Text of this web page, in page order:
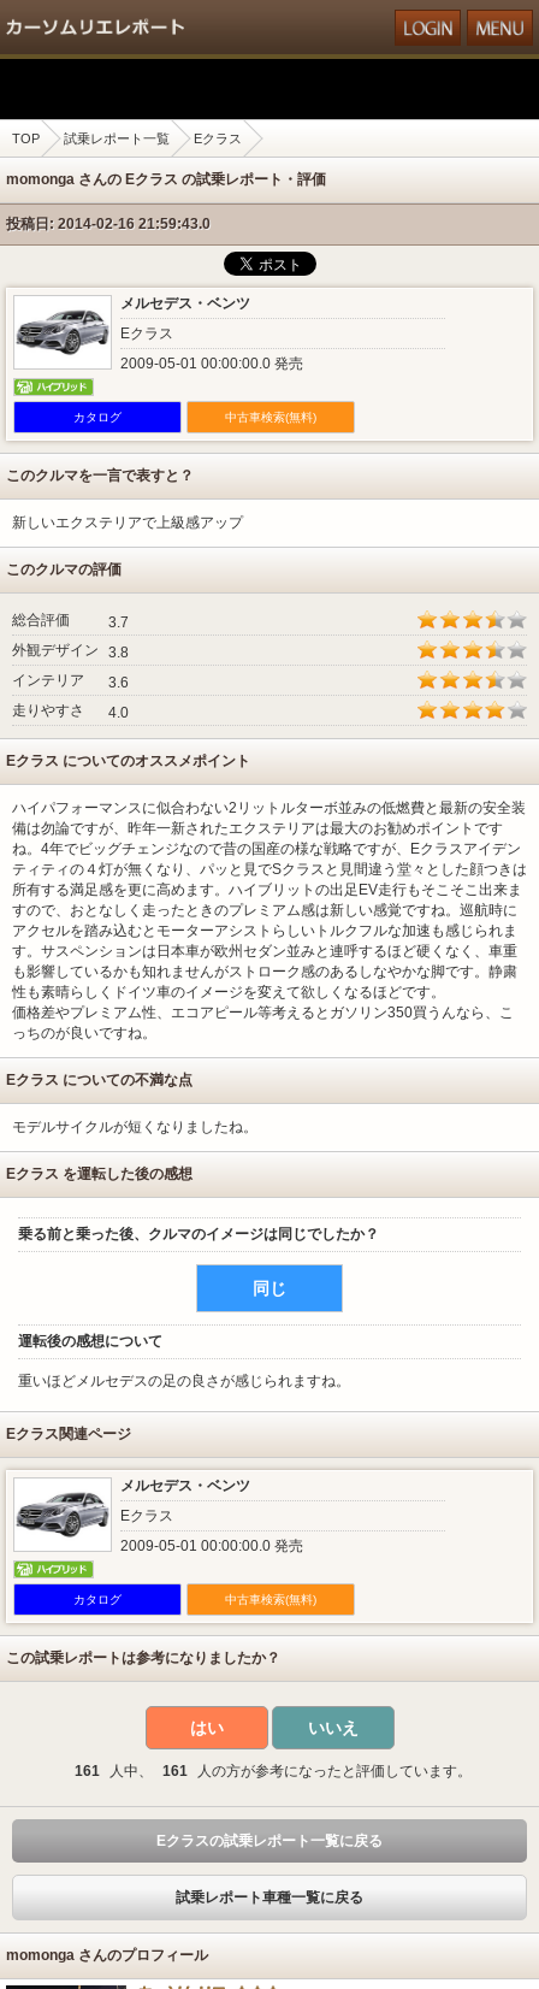
TOP 試乗レポート一覧 Eクラス
momonga さんの Eクラス の試乗レポート・評価
投稿日: 2014-02-16 21:59:43.0
メルセデス・ベンツ
Eクラス
2009-05-01 00:00:00.0 発売
カタログ 中古車検索(無料)
このクルマを一言で表すと？
新しいエクステリアで上級感アップ
このクルマの評価
総合評価
3.7
外観デザイン
3.8
インテリア
3.6
走りやすさ
4.0
Eクラス についてのオススメポイント
ハイパフォーマンスに似合わない2リットルターボ並みの低燃費と最新の安全装
備は勿論ですが、昨年一新されたエクステリアは最大のお勧めポイントです
ね。4年でビッグチェンジなので昔の国産の様な戦略ですが、Eクラスアイデン
ティティの４灯が無くなり、パッと見でSクラスと見間違う堂々とした顔つきは
所有する満足感を更に高めます。ハイブリットの出足EV走行もそこそこ出来ま
すので、おとなしく走ったときのプレミアム感は新しい感覚ですね。巡航時に
アクセルを踏み込むとモーターアシストらしいトルクフルな加速も感じられま
す。サスペンションは日本車が欧州セダン並みと連呼するほど硬くなく、車重
も影響しているかも知れませんがストローク感のあるしなやかな脚です。静粛
性も素晴らしくドイツ車のイメージを変えて欲しくなるほどです。
価格差やプレミアム性、エコアピール等考えるとガソリン350買うんなら、こ
っちのが良いですね。
Eクラス についての不満な点
モデルサイクルが短くなりましたね。
Eクラス を運転した後の感想
乗る前と乗った後、クルマのイメージは同じでしたか？
同じ
運転後の感想について
重いほどメルセデスの足の良さが感じられますね。
Eクラス関連ページ
メルセデス・ベンツ
Eクラス
2009-05-01 00:00:00.0 発売
カタログ 中古車検索(無料)
この試乗レポートは参考になりましたか？
はい いいえ
161 人中、 161 人の方が参考になったと評価しています。
Eクラスの試乗レポート一覧に戻る
試乗レポート車種一覧に戻る
momonga さんのプロフィール